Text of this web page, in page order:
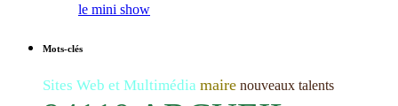
le mini show
Mots-clés
Sites Web et Multimédia maire nouveaux talents